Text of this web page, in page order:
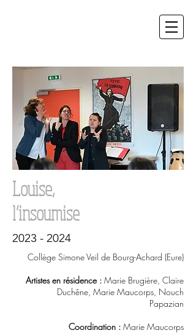
Louise,
l’insoumise
2023 - 2024
Collège Simone Veil de Bourg-Achard (Eure)
Artistes en résidence : Marie Brugière, Claire
Duchêne, Marie Maucorps, Nouch
Papazian
Coordination : Marie Maucorps